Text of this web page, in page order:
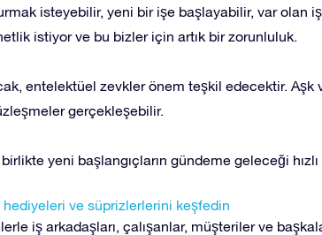
isteyebilir, yeni bir işe başlayabilir, var olan
istiyor ve bu bizler için artık bir zorunluluk.
entelektüel zevkler önem teşkil edecektir. Aşk
gerçekleşebilir.
yeni başlangıçların gündeme geleceği hızlı
hediyeleri ve süprizlerlerini keşfedin
iş arkadaşları, çalışanlar, müşteriler ve